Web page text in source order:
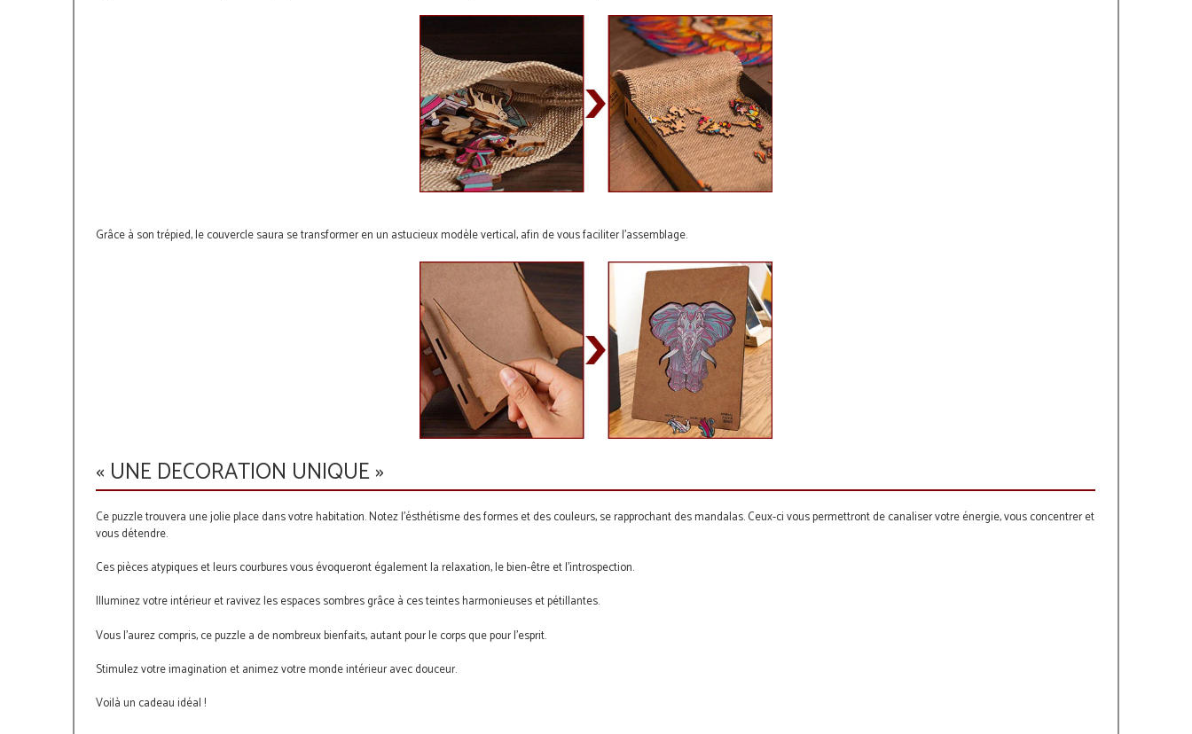
Grâce à son trépied, le couvercle saura se transformer en un astucieux modèle vertical, afin de vous faciliter l'assemblage.
« UNE DECORATION UNIQUE »
Ce puzzle trouvera une jolie place dans votre habitation. Notez l'ésthétisme des formes et des couleurs, se rapprochant des mandalas. Ceux-ci vous permettront de canaliser votre énergie, vous concentrer et
vous détendre.
Ces pièces atypiques et leurs courbures vous évoqueront également la relaxation, le bien-être et l'introspection.
Illuminez votre intérieur et ravivez les espaces sombres grâce à ces teintes harmonieuses et pétillantes.
Vous l'aurez compris, ce puzzle a de nombreux bienfaits, autant pour le corps que pour l'esprit.
Stimulez votre imagination et animez votre monde intérieur avec douceur.
Voilà un cadeau idéal !